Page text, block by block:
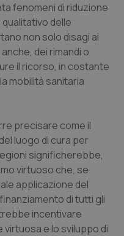
fenomeni di riduzione
delle
non solo disagi ai
dei rimandi o
il ricorso, in costante
mobilità sanitaria
precisare come il
luogo di cura per
significherebbe,
virtuoso che, se
applicazione del
di tutti gli
incentivare
virtuosa e lo sviluppo di